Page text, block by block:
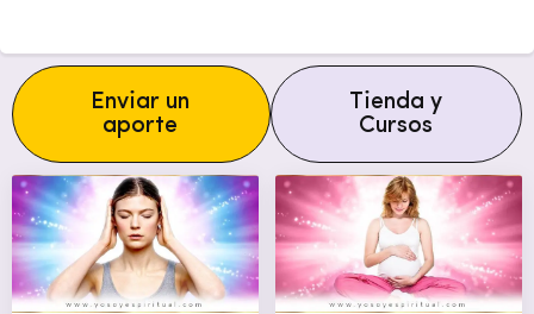
Enviar un
aporte
Tienda y
Cursos